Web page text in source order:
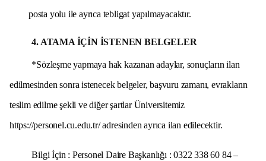
posta yolu ile ayrıca tebligat yapılmayacaktır.
4. ATAMA İÇİN İSTENEN BELGELER
*Sözleşme yapmaya hak kazanan adaylar, sonuçların ilan
edilmesinden sonra istenecek belgeler, başvuru zamanı, evrakların
teslim edilme şekli ve diğer şartlar Üniversitemiz
https://personel.cu.edu.tr/adresinden ayrıca ilan edilecektir.
Bilgi İçin : Personel Daire Başkanlığı : 0322 338 60 84 –